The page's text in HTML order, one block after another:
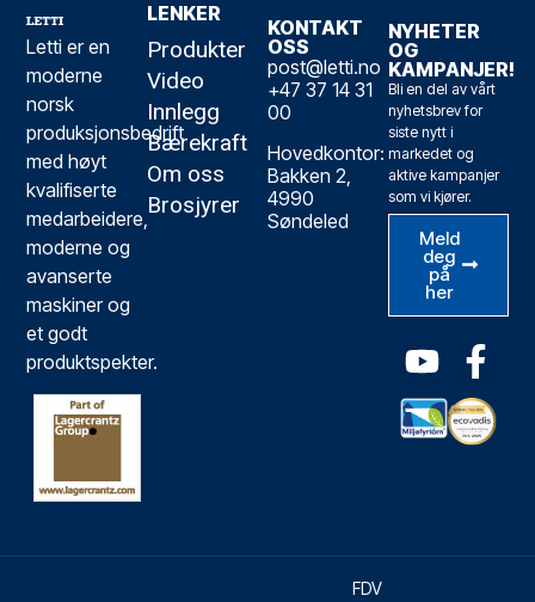
Letti er en
moderne
norsk
produksjonsbedrift
med høyt
kvalifiserte
medarbeidere,
moderne og
avanserte
maskiner og
et godt
produktspekter.
LENKER
Produkter
Video
Innlegg
Bærekraft
Om oss
Brosjyrer
KONTAKT
OSS
post@letti.no
+47 37 14 31
00
Hovedkontor:
Bakken 2,
4990
Søndeled
NYHETER
OG
KAMPANJER!
Bli en del av vårt
nyhetsbrev for
siste nytt i
markedet og
aktive kampanjer
som vi kjører.
Meld
deg
på
her
FDV